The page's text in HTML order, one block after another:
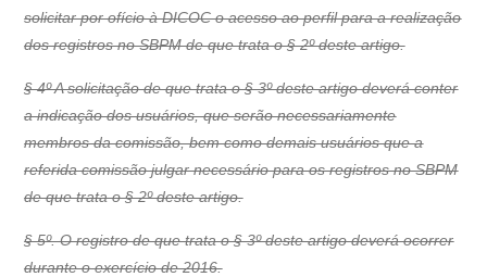
solicitar por ofício à DICOC o acesso ao perfil para a realização
dos registros no SBPM de que trata o § 2º deste artigo.
§ 4º A solicitação de que trata o § 3º deste artigo deverá conter
a indicação dos usuários, que serão necessariamente
membros da comissão, bem como demais usuários que a
referida comissão julgar necessário para os registros no SBPM
de que trata o § 2º deste artigo.
§ 5º. O registro de que trata o § 3º deste artigo deverá ocorrer
durante o exercício de 2016.